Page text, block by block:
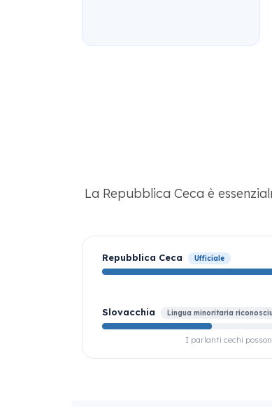
La Repubblica Ceca è
Repubblica Ceca Ufficiale
Slovacchia Lingua minoritaria
I parlanti cechi